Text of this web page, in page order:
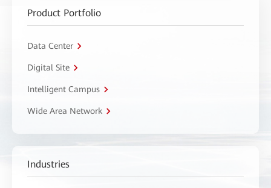
Product Portfolio
Data Center
Digital Site
Intelligent Campus
Wide Area Network
Industries